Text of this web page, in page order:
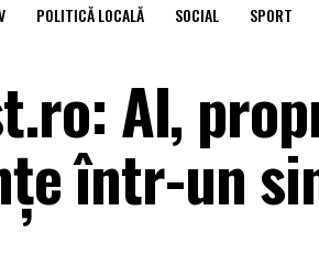
POLITICĂ LOCALĂ SOCIAL SPORT
AI,
într-un